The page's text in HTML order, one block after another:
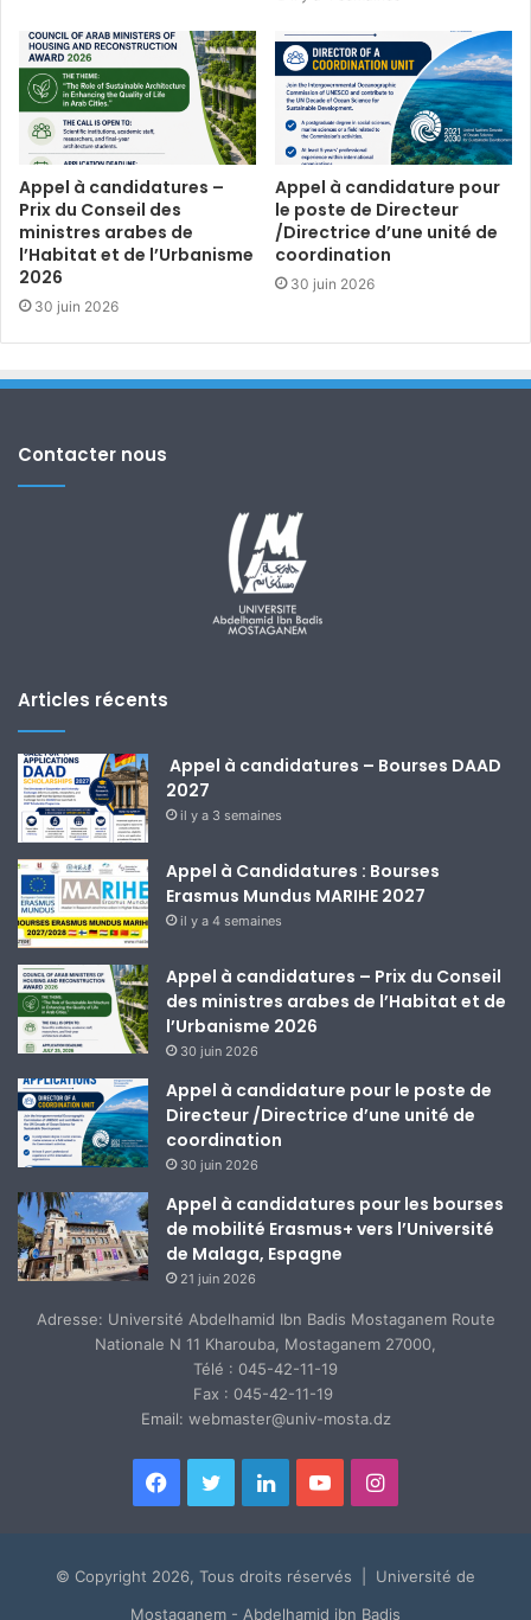
Appel à candidatures –
Prix du Conseil des
ministres arabes de
l’Habitat et de l’Urbanisme
2026
30 juin 2026
Appel à candidature pour
le poste de Directeur
/Directrice d’une unité de
coordination
30 juin 2026
Contacter nous
Articles récents
Appel à candidatures – Bourses DAAD
2027
il y a 3 semaines
Appel à Candidatures : Bourses
Erasmus Mundus MARIHE 2027
il y a 4 semaines
Appel à candidatures – Prix du Conseil
des ministres arabes de l’Habitat et de
l’Urbanisme 2026
30 juin 2026
Appel à candidature pour le poste de
Directeur /Directrice d’une unité de
coordination
30 juin 2026
Appel à candidatures pour les bourses
de mobilité Erasmus+ vers l’Université
de Malaga, Espagne
21 juin 2026
Adresse: Université Abdelhamid Ibn Badis Mostaganem Route
Nationale N 11 Kharouba, Mostaganem 27000,
Télé : 045-42-11-19
Fax : 045-42-11-19
Email: webmaster@univ-mosta.dz
Facebook
TwitterLinkedinYouTubeInstagram
© Copyright 2026, Tous droits réservés | Université de
Mostaganem - Abdelhamid ibn Badis